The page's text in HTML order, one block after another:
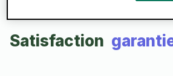
Satisfaction